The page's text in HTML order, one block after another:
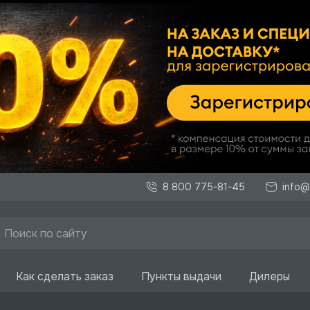
8 800 775-81-45
Как сделать заказ Пункты выдачи Дилеры